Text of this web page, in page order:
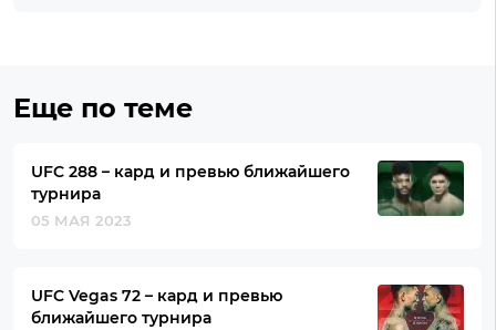
Еще по теме
UFC 288 – кард и превью ближайшего
турнира
05 МАЯ 2023
UFC Vegas 72 – кард и превью
ближайшего турнира